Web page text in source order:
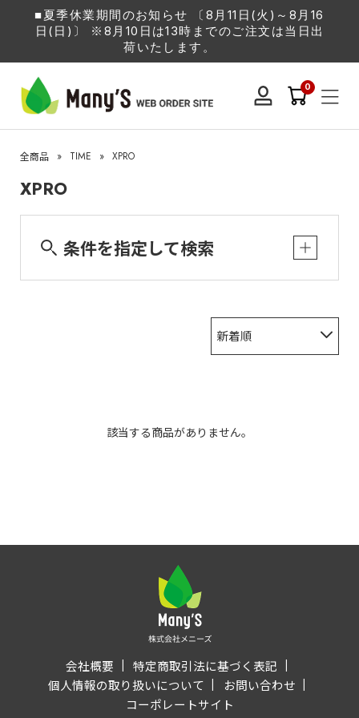
■夏季休業期間のお知らせ 〔8月11日(火)～8月16
日(日)〕 ※8月10日は13時までのご注文は当日出
荷いたします。
0
全商品 » TIME » XPRO
XPRO
条件を指定して検索
新着順
該当する商品がありません。
会社概要
特定商取引法に基づく表記
個人情報の取り扱いについて
お問い合わせ
コーポレートサイト